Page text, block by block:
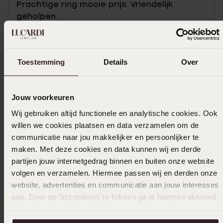
Toestemming Details Over
Jouw voorkeuren
Wij gebruiken altijd functionele en analytische cookies. Ook
willen we cookies plaatsen en data verzamelen om de
communicatie naar jou makkelijker en persoonlijker te
maken. Met deze cookies en data kunnen wij en derde
partijen jouw internetgedrag binnen en buiten onze website
volgen en verzamelen. Hiermee passen wij en derden onze
website, advertenties en communicatie aan jouw interesses
aan. Door op ‘accepteren’ te klikken ga je hiermee akkoord.
over in onscookiebeleid.
Prachtige ring mooie prijs. Vriendelijk
geholpen .
Selecteer maat & bestel
Ook leuk voor jou